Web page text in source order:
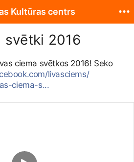
svētki 2016
ciema svētkos 2016! Seko
livasciems/
ciema-s...
Kultūras centrs